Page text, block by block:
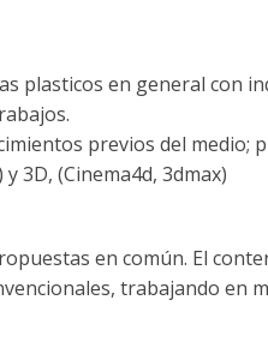
plasticos en general con
previos del medio;
3D, (Cinema4d, 3dmax)
en común. El
trabajando en